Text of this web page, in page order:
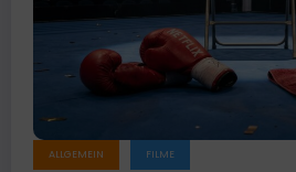
ALLGEMEIN FILME